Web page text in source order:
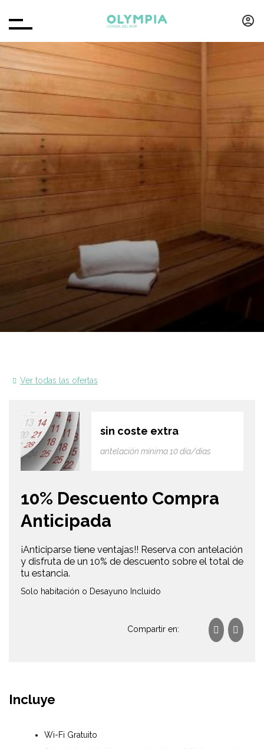
RESERVAR
Ver todas las ofertas
sin coste extra
antelación mínima 10 día/días
10% Descuento Compra
Anticipada
¡Anticiparse tiene ventajas!! Reserva con antelación
y disfruta de un 10% de descuento sobre el total de
tu estancia.
Solo habitación o Desayuno Incluido
Compartir en:
Incluye
Wi-Fi Gratuito